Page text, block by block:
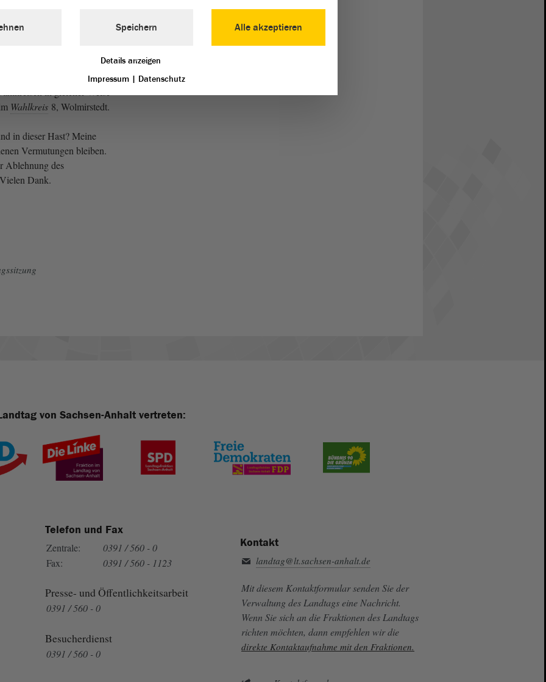
der
immer noch einen Wert
Erst mit der jährlichen
zu § 10 des
entsteht wirklicher
müssten Sie bei
in gleicher Weise
Wahlkreis 8, Wolmirstedt.
in dieser Hast? Meine
Vermutungen bleiben.
Ablehnung des
Dank.
von Sachsen-Anhalt vertreten:
Telefon und Fax
Zentrale:
0391 / 560 - 0
Fax:
0391 / 560 - 1123
Presse- und Öffentlichkeitsarbeit
0391 / 560 - 0
Besucherdienst
0391 / 560 - 0
Kontakt
landtag@lt.sachsen-anhalt.de
Mit diesem Kontaktformular senden Sie der
Verwaltung des Landtags eine Nachricht.
Wenn Sie sich an die Fraktionen des Landtags
richten möchten, dann empfehlen wir die
direkte Kontaktaufnahme mit den Fraktionen.
Alle akzeptieren
Speichern
Details anzeigen
Impressum | Datenschutz